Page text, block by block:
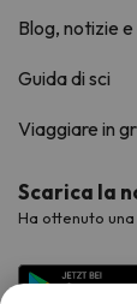
Blog, notizie e
Guida di sci
Viaggiare in
Scarica la
Ha ottenuto